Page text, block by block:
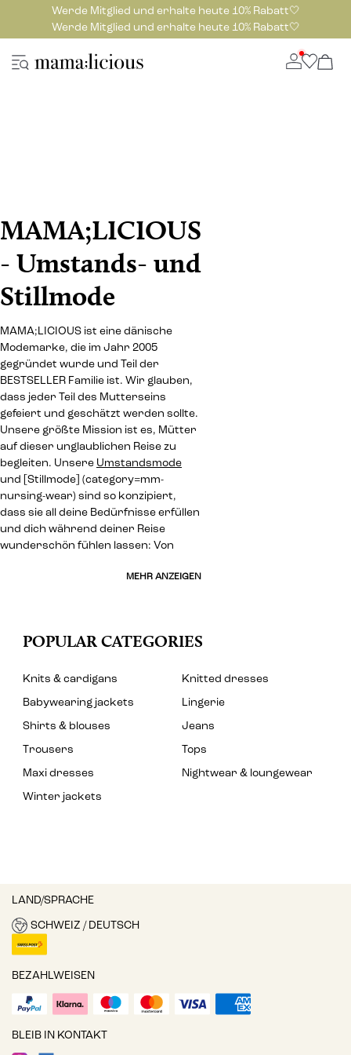
Werde Mitglied und erhalte heute 10% Rabatt🤍
Werde Mitglied und erhalte heute 10% Rabatt🤍
MAMA;LICIOUS
- Umstands- und
Stillmode
MAMA;LICIOUS ist eine dänische
Modemarke, die im Jahr 2005
gegründet wurde und Teil der
BESTSELLER Familie ist. Wir glauben,
dass jeder Teil des Mutterseins
gefeiert und geschätzt werden sollte.
Unsere größte Mission ist es, Mütter
auf dieser unglaublichen Reise zu
begleiten. Unsere Umstandsmode
und [Stillmode] (category=mm-
nursing-wear) sind so konzipiert,
dass sie all deine Bedürfnisse erfüllen
und dich während deiner Reise
wunderschön fühlen lassen: Von
MEHR ANZEIGEN
POPULAR CATEGORIES
Knits & cardigans
Knitted dresses
Babywearing jackets
Lingerie
Shirts & blouses
Jeans
Trousers
Tops
Maxi dresses
Nightwear & loungewear
Winter jackets
LAND/SPRACHE
SCHWEIZ / DEUTSCH
BEZAHLWEISEN
BLEIB IN KONTAKT